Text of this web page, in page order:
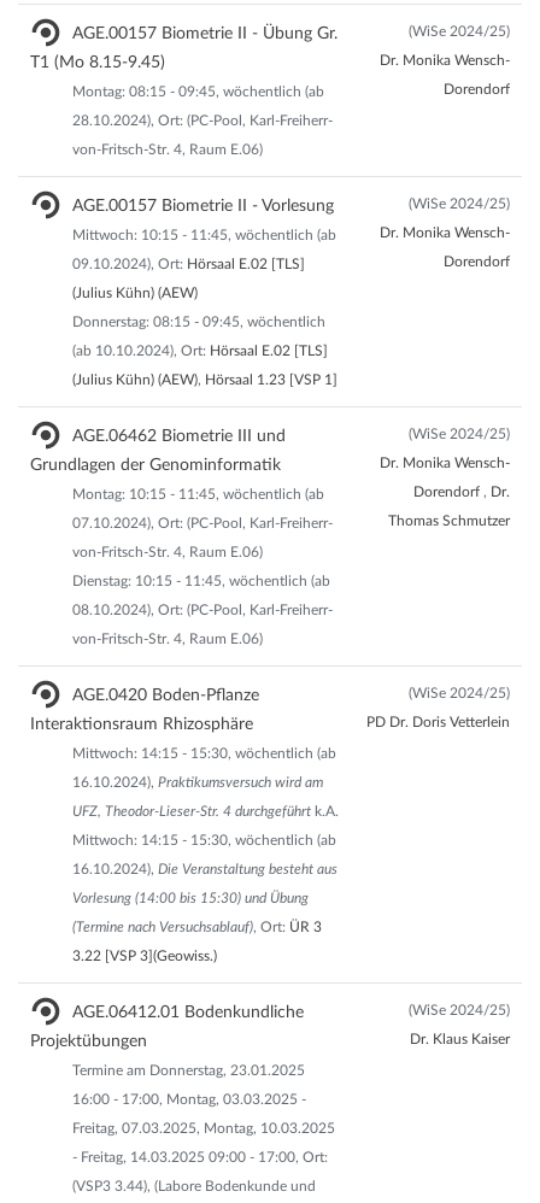
AGE.00157 Biometrie II - Übung Gr.
T1 (Mo 8.15-9.45)
Montag: 08:15 - 09:45, wöchentlich (ab
28.10.2024), Ort: (PC-Pool, Karl-Freiherr-
von-Fritsch-Str. 4, Raum E.06)
(WiSe 2024/25)
Dr. Monika Wensch-
Dorendorf
AGE.00157 Biometrie II - Vorlesung
Mittwoch: 10:15 - 11:45, wöchentlich (ab
09.10.2024), Ort: Hörsaal E.02 [TLS]
(Julius Kühn) (AEW)
Donnerstag: 08:15 - 09:45, wöchentlich
(ab 10.10.2024), Ort: Hörsaal E.02 [TLS]
(Julius Kühn) (AEW), Hörsaal 1.23 [VSP 1]
(WiSe 2024/25)
Dr. Monika Wensch-
Dorendorf
AGE.06462 Biometrie III und
Grundlagen der Genominformatik
Montag: 10:15 - 11:45, wöchentlich (ab
07.10.2024), Ort: (PC-Pool, Karl-Freiherr-
von-Fritsch-Str. 4, Raum E.06)
Dienstag: 10:15 - 11:45, wöchentlich (ab
08.10.2024), Ort: (PC-Pool, Karl-Freiherr-
von-Fritsch-Str. 4, Raum E.06)
(WiSe 2024/25)
Dr. Monika Wensch-
Dorendorf , Dr.
Thomas Schmutzer
AGE.0420 Boden-Pflanze
Interaktionsraum Rhizosphäre
Mittwoch: 14:15 - 15:30, wöchentlich (ab
16.10.2024), Praktikumsversuch wird am
UFZ, Theodor-Lieser-Str. 4 durchgeführt k.A.
Mittwoch: 14:15 - 15:30, wöchentlich (ab
16.10.2024), Die Veranstaltung besteht aus
Vorlesung (14:00 bis 15:30) und Übung
(Termine nach Versuchsablauf), Ort: ÜR 3
3.22 [VSP 3](Geowiss.)
(WiSe 2024/25)
PD Dr. Doris Vetterlein
AGE.06412.01 Bodenkundliche
Projektübungen
Termine am Donnerstag, 23.01.2025
16:00 - 17:00, Montag, 03.03.2025 -
Freitag, 07.03.2025, Montag, 10.03.2025
- Freitag, 14.03.2025 09:00 - 17:00, Ort:
(VSP3 3.44), (Labore Bodenkunde und
(WiSe 2024/25)
Dr. Klaus Kaiser